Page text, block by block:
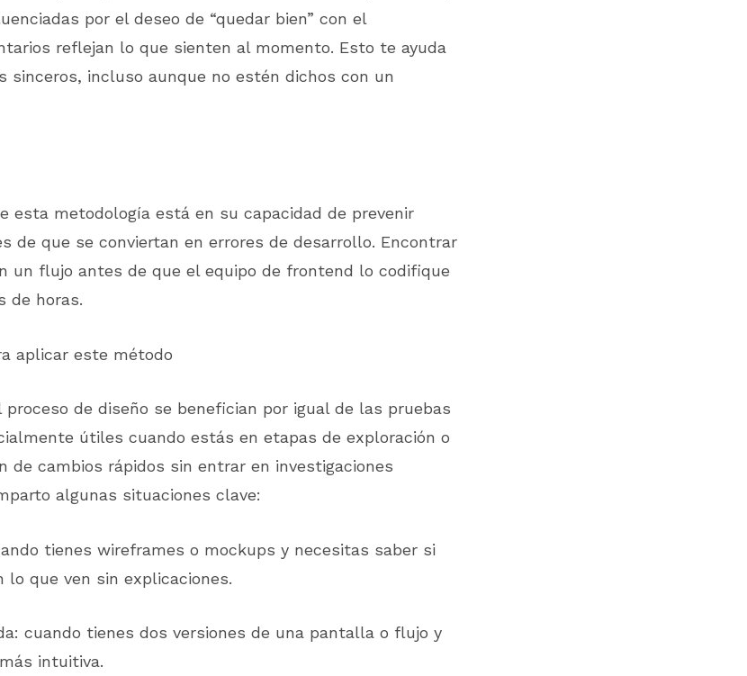
por el deseo de “quedar bien” con el
reflejan lo que sienten al momento. Esto te ayuda
sinceros, incluso aunque no estén dichos con un
esta metodología está en su capacidad de prevenir
de que se conviertan en errores de desarrollo. Encontrar
un flujo antes de que el equipo de frontend lo codifique
de horas.
aplicar este método
de diseño se benefician por igual de las pruebas
útiles cuando estás en etapas de exploración o
de cambios rápidos sin entrar en investigaciones
algunas situaciones clave:
tienes wireframes o mockups y necesitas saber si
lo que ven sin explicaciones.
cuando tienes dos versiones de una pantalla o flujo y
intuitiva.